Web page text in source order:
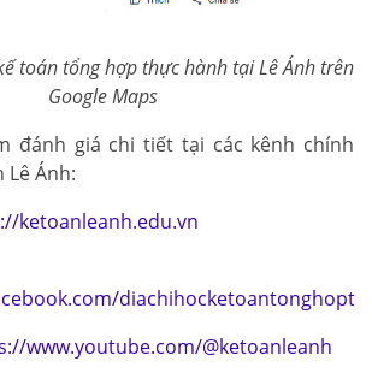
toán tổng hợp thực hành tại Lê Ánh trên
Google Maps
đánh giá chi tiết tại các kênh chính
Lê Ánh:
ketoanleanh.edu.vn
www.youtube.com/@ketoanleanh